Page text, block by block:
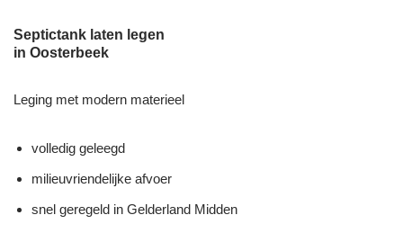
Septictank laten legen
in Oosterbeek
Leging met modern materieel
volledig geleegd
milieuvriendelijke afvoer
snel geregeld in Gelderland Midden